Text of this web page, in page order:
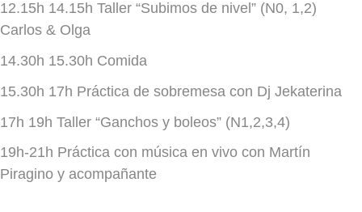
12.15h 14.15h Taller “Subimos de nivel” (N0, 1,2)
Carlos & Olga
14.30h 15.30h Comida
15.30h 17h Práctica de sobremesa con Dj Jekaterina
17h 19h Taller “Ganchos y boleos” (N1,2,3,4)
19h-21h Práctica con música en vivo con Martín
Piragino y acompañante